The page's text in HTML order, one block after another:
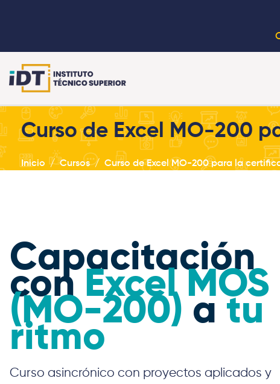
Curso de Excel MO-200
Inicio Cursos Curso de Excel MO-200 para la
Capacitación
con Excel MOS
(MO-200) a tu
ritmo
Curso asincrónico con proyectos aplicados y